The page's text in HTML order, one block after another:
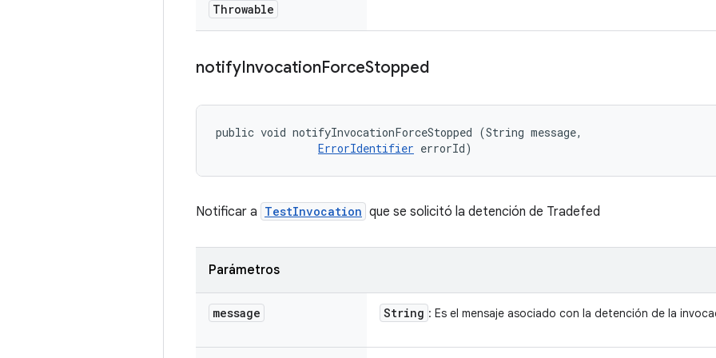
Throwable
notifyInvocationForceStopped
public void notifyInvocationForceStopped (String message,
ErrorIdentifier errorId)
Notificar a TestInvocation que se solicitó la detención de Tradefed
Parámetros
message String : Es el mensaje asociado con la detención de la